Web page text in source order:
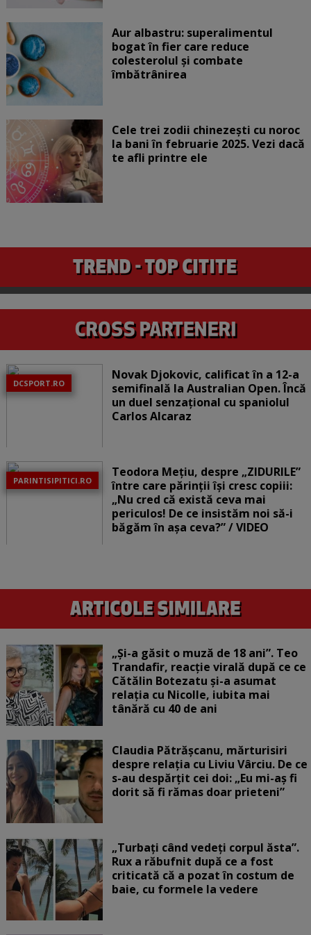
Aur albastru: superalimentul
bogat în fier care reduce
colesterolul și combate
îmbătrânirea
Cele trei zodii chinezești cu noroc
la bani în februarie 2025. Vezi dacă
te afli printre ele
DCSPORT.RO
Novak Djokovic, calificat în a 12-a
semifinală la Australian Open. Încă
un duel senzațional cu spaniolul
Carlos Alcaraz
PARINTISIPITICI.RO
Teodora Mețiu, despre „ZIDURILE”
între care părinții își cresc copiii:
„Nu cred că există ceva mai
periculos! De ce insistăm noi să-i
băgăm în așa ceva?” / VIDEO
„Și-a găsit o muză de 18 ani”. Teo
Trandafir, reacție virală după ce ce
Cătălin Botezatu și-a asumat
relația cu Nicolle, iubita mai
tânără cu 40 de ani
Claudia Pătrășcanu, mărturisiri
despre relația cu Liviu Vârciu. De ce
s-au despărțit cei doi: „Eu mi-aș fi
dorit să fi rămas doar prieteni”
„Turbați când vedeți corpul ăsta”.
Rux a răbufnit după ce a fost
criticată că a pozat în costum de
baie, cu formele la vedere